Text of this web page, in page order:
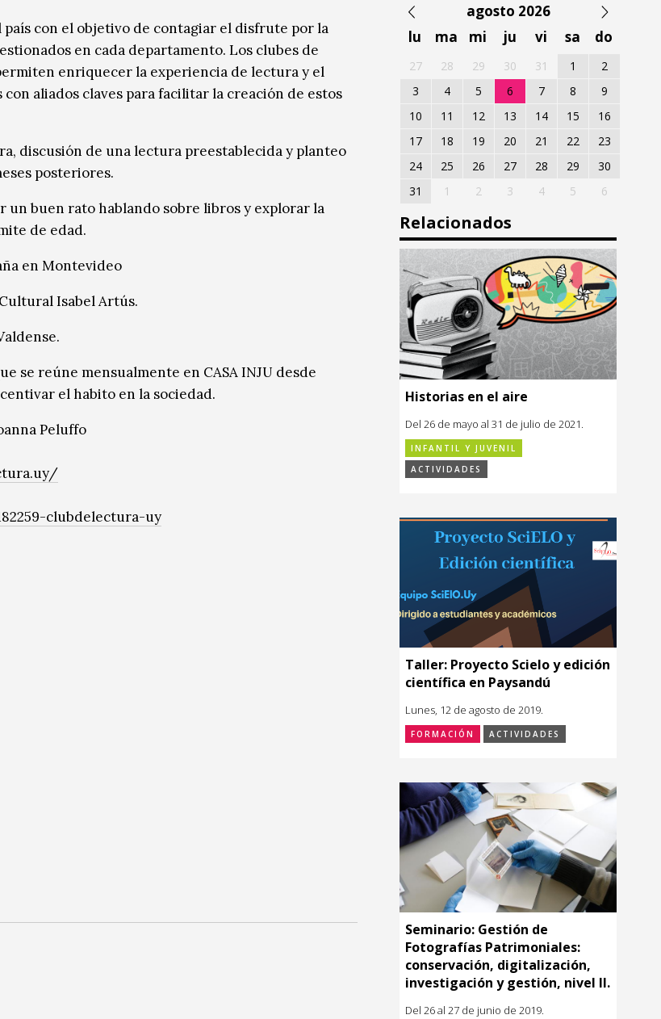
con el objetivo de contagiar el disfrute por la
en cada departamento. Los clubes de
enriquecer la experiencia de lectura y el
aliados claves para facilitar la creación de estos
discusión de una lectura preestablecida y planteo
posteriores.
buen rato hablando sobre libros y explorar la
de edad.
en Montevideo
Isabel Artús.
se reúne mensualmente en CASA INJU desde
el habito en la sociedad.
Peluffo
clubdelectura-uy
agosto 2026
lu
ma mi ju vi sa do
27 28 29 30 31 1
2
3
4 5 6 7 8
9
10
11 12 13 14 15
16
17
18 19 20 21 22
23
24
25 26 27 28 29
30
31
1 2 3 4 5 6
Relacionados
Historias en el aire
Del 26 de mayo al 31 de julio de 2021.
INFANTIL Y JUVENIL
ACTIVIDADES
Taller: Proyecto Scielo y edición
científica en Paysandú
Lunes, 12 de agosto de 2019.
FORMACIÓN ACTIVIDADES
Seminario: Gestión de
Fotografías Patrimoniales:
conservación, digitalización,
investigación y gestión, nivel II.
Del 26 al 27 de junio de 2019.